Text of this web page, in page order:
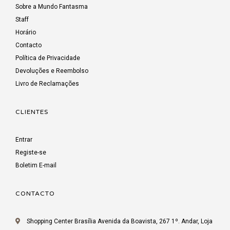
Sobre a Mundo Fantasma
Staff
Horário
Contacto
Política de Privacidade
Devoluções e Reembolso
Livro de Reclamações
CLIENTES
Entrar
Registe-se
Boletim E-mail
CONTACTO
Shopping Center Brasília Avenida da Boavista, 267 1º. Andar, Loja